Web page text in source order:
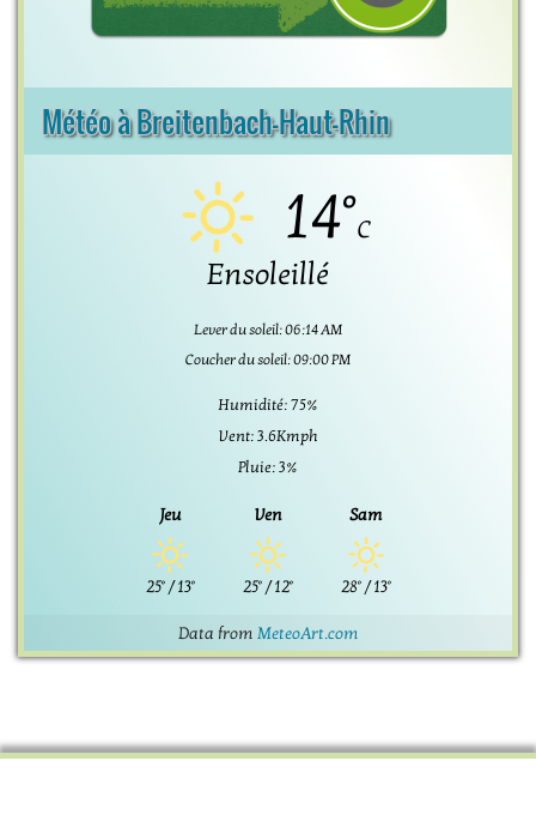
Météo à Breitenbach-Haut-Rhin
14°C
Ensoleillé
Lever du soleil: 06:14 AM
Coucher du soleil: 09:00 PM
Humidité: 75%
Vent: 3.6Kmph
Pluie: 3%
Jeu
25° / 13°
Ven
25°/12°
Sam
28°/13°
Data from MeteoArt.com